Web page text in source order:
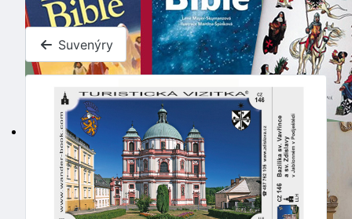
Suvenýry